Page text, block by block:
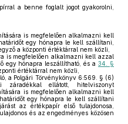
a benne foglalt jogot gyakorolni,
is megfelelően alkalmazni kell
egy hónapra le kell szállítani,
a központi értéktárral nem közli,
is megfelelően alkalmazni kell azzal
egy hónapra leszállítható, és a34. §
értéktárral nem közli,
a Polgári Törvénykönyv 6:569. § (6)
záradékkal ellátott, hitelviszonyt
is megfelelően alkalmazni kell
egy hónapra le kell szállítani
az értékpapír első tulajdonosa,
és az engedményes közösen